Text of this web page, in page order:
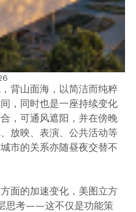
背山面海，以简洁而纯粹
，同时也是一座持续变化
，可通风遮阳，并在傍晚
放映、表演、公共活动等
市的关系亦随昼夜交替不
面的加速变化，美图立方
思考——这不仅是功能策